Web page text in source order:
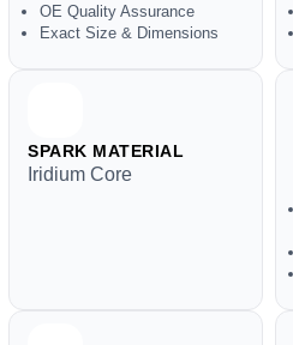
OE Quality Assurance
Exact Size & Dimensions
SPARK MATERIAL
Iridium Core